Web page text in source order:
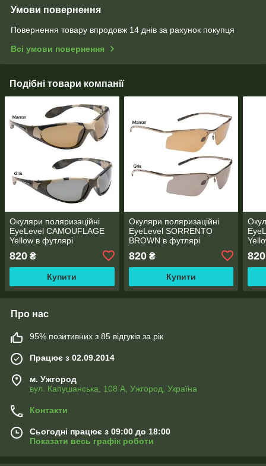
Умови повернення
Повернення товару впродовж 14 днів за рахунок покупця
Всі умови повернення
Подібні товари компанії
Окуляри поляризаційні
EyeLevel CAMOUFLAGE
Yellow в футлярі
820 ₴
Купити
Окуляри поляризаційні
EyeLevel SORRENTO
BROWN в футлярі
820₴
Купити
820
Про нас
95% позитивних з 85 відгуків за рік
Працює з 02.09.2014
м. Ужгород
вул. Капушанська, 108 А, Ужгород, Україна
Контакти
Сьогодні працює з 09:00 до 18:00
Показати весь графік роботи